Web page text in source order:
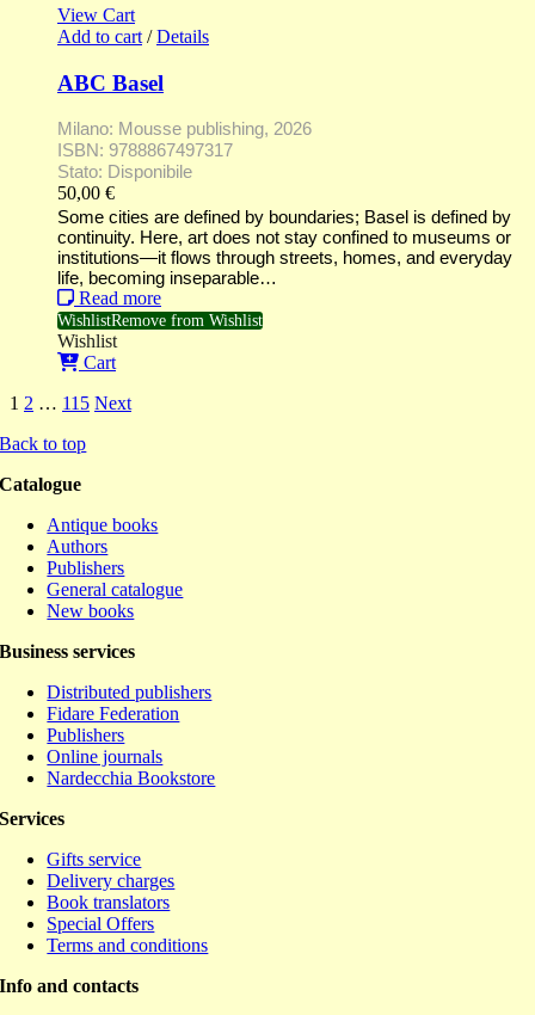
View Cart
Add to cart / Details
ABC Basel
Milano: Mousse publishing, 2026
ISBN: 9788867497317
Stato: Disponibile
50,00 €
Some cities are defined by boundaries; Basel is defined by
continuity. Here, art does not stay confined to museums or
institutions—it flows through streets, homes, and everyday
life, becoming inseparable…
Read more
WishlistRemove from Wishlist
Wishlist
Cart
1 2 … 115 Next
Back to top
Catalogue
Antique books
Authors
Publishers
General catalogue
New books
Business services
Distributed publishers
Fidare Federation
Publishers
Online journals
Nardecchia Bookstore
Services
Gifts service
Delivery charges
Book translators
Special Offers
Terms and conditions
Info and contacts